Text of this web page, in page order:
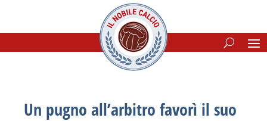
Un pugno all’arbitro favorì il suo